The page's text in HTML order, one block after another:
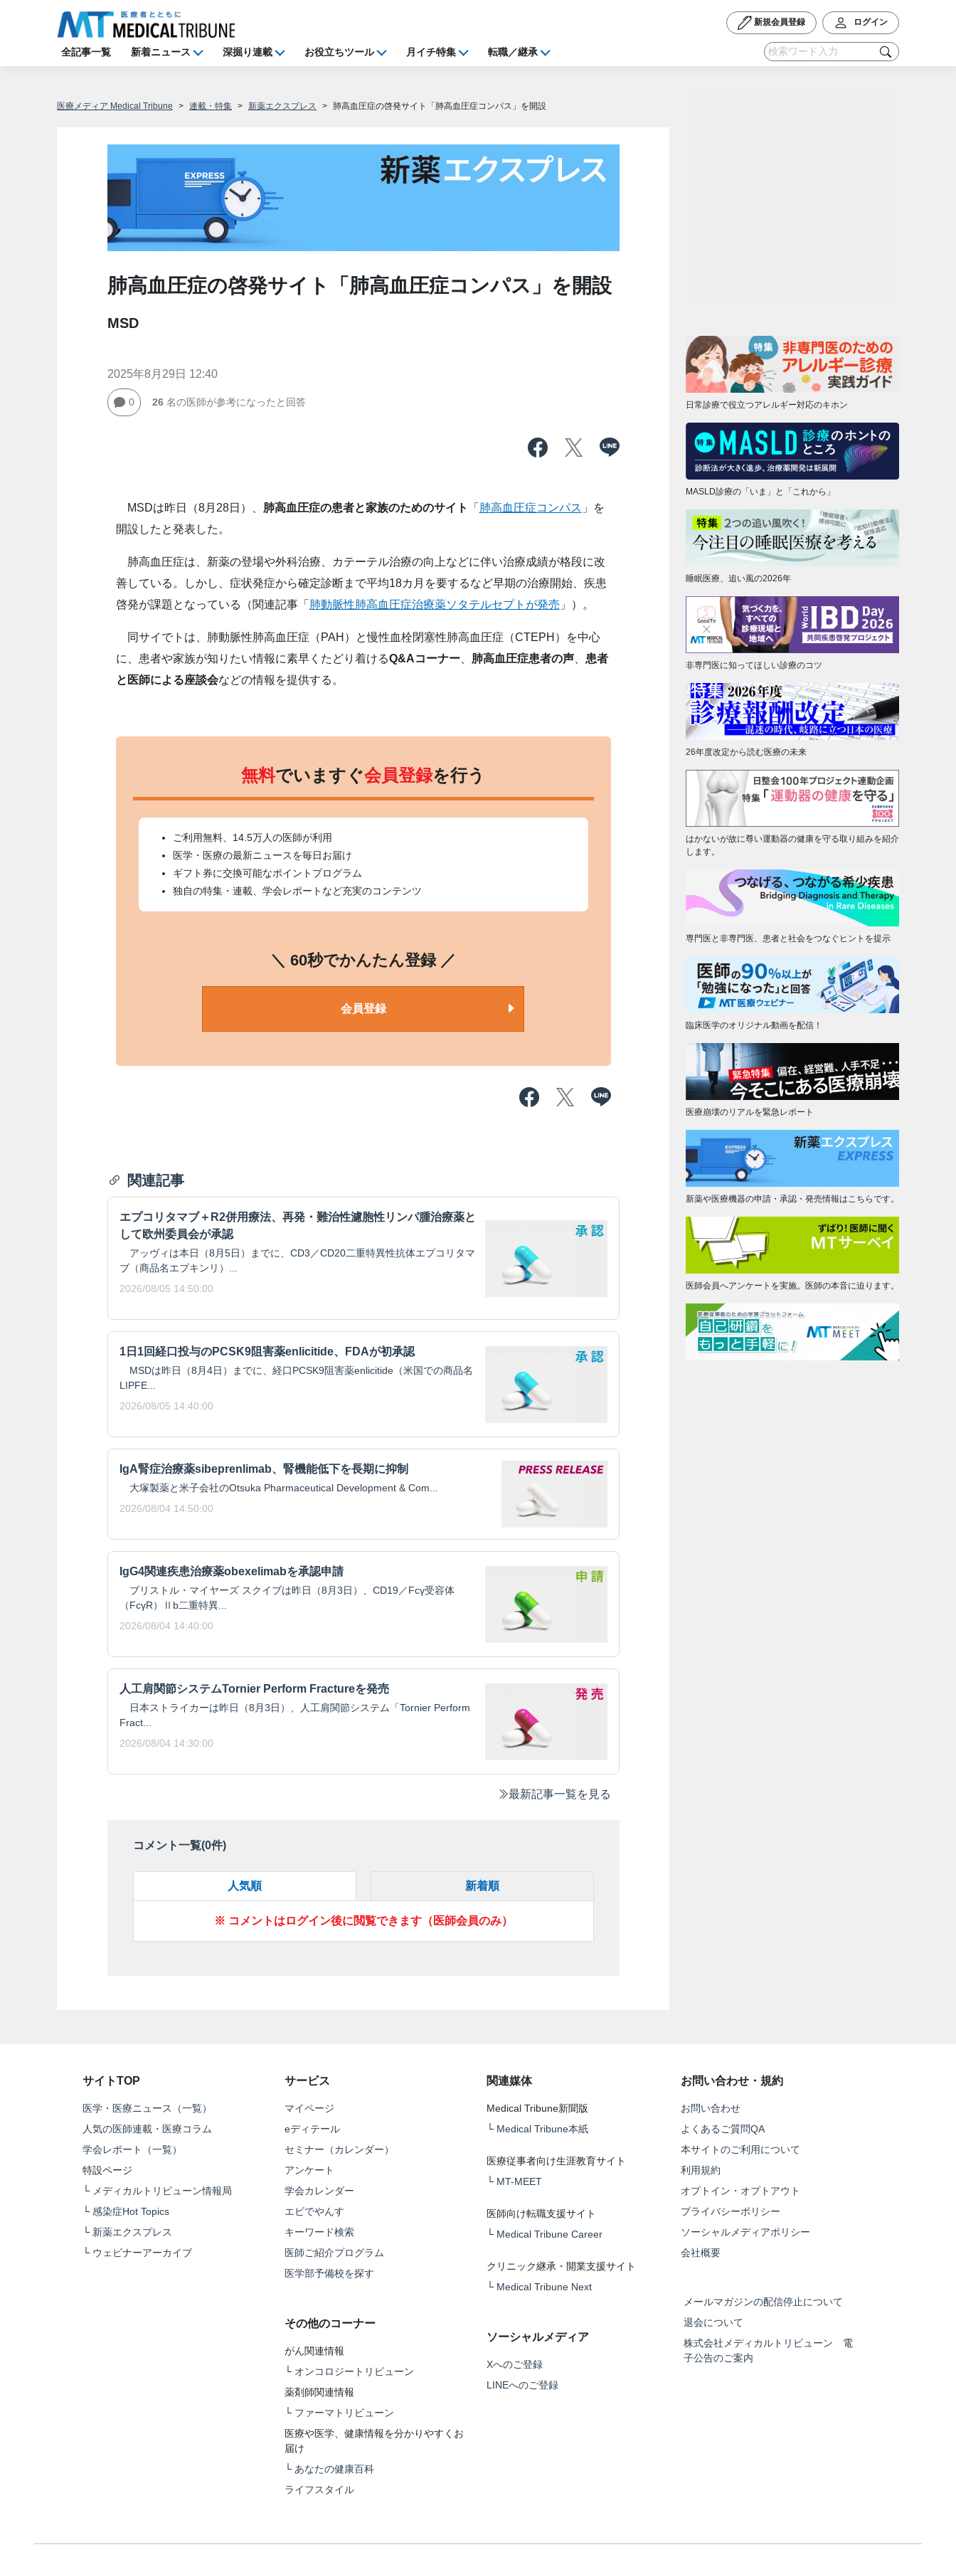
新規会員登録 ログイン
全記事一覧 新着ニュース 深掘り連載 お役立ちツール 月イチ特集 転職／継承
医療メディア Medical Tribune 連載・特集 新薬エクスプレス 肺高血圧症の啓発サイト「肺高血圧症コンパス」を開設
肺高血圧症の啓発サイト「肺高血圧症コンパス」を開設
MSD
2025年8月29日 12:40
0 26名の医師が参考になったと回答
MSDは昨日（8月28日）、 肺高血圧症の患者と家族のためのサイト 「 肺高血圧症コンパス 」を
開設したと発表した。
肺高血圧症は、新薬の登場や外科治療、カテーテル治療の向上などに伴い治療成績が格段に改
善している。しかし、症状発症から確定診断まで平均18カ月を要するなど早期の治療開始、疾患
啓発が課題となっている（関連記事「 肺動脈性肺高血圧症治療薬ソタテルセプトが発売 」）。
同サイでトは、肺動脈性肺高血圧症（PAH）と慢性血栓閉塞性肺高血圧症（CTEPH）を中心
に、患者や家族が知りたい情報に素早くたどり着けるQ&Aコーナー、 肺高血圧症患者の声、 患者
と医師による座談会などの情報を提供する。
無料でいますぐ会員登録を行う
ご利用無料、14.5万人の医師が利用
医学・医療の最新ニュースを毎日お届け
ギフト券に交換可能なポイントプログラム
独自の特集・連載、学会レポートなど充実のコンテンツ
＼ 60秒でかんたん登録 ／
会員登録
関連記事
エプコリタマブ＋R2併用療法、再発・難治性濾胞性リンパ腫治療薬と
して欧州委員会が承認
アッヴィは本日（8月5日）までに、CD3／CD20二重特異性抗体エプコリタマ
ブ（商品名エプキンリ）...
2026/08/05 14:50:00
1日1回経口投与のPCSK9阻害薬enlicitide、FDAが初承認
MSDは昨日（8月4日）までに、経口PCSK9阻害薬enlicitide（米国での商品名
LIPFE...
2026/08/05 14:40:00
IgA腎症治療薬sibeprenlimab、腎機能低下を長期に抑制
大塚製薬と米子会社のOtsuka Pharmaceutical Development & Com...
2026/08/04 14:50:00
IgG4関連疾患治療薬obexelimabを承認申請
ブリストル・マイヤーズ スクイブは昨日（8月3日）、CD19／Fcγ受容体
（FcγR）Ⅱb二重特異...
2026/08/04 14:40:00
人工肩関節システムTornier Perform Fractureを発売
日本ストライカーは昨日（8月3日）、人工肩関節システム「Tornier Perform
Fract...
2026/08/04 14:30:00
最新記事一覧を見る
コメント一覧(0件)
人気順 新着順
※ コメントはログイン後に閲覧できます（医師会員のみ）
日常診療で役立つアレルギー対応のキホン
MASLD診療の「いま」と「これから」
睡眠医療、追い風の2026年
非専門医に知ってほしい診療のコツ
26年度改定から読む医療の未来
はかないが故に尊い運動器の健康を守る取り組みを紹介
します。
専門医と非専門医、患者と社会をつなぐヒントを提示
臨床医学のオリジナル動画を配信！
医療崩壊のリアルを緊急レポート
新薬や医療機器の申請・承認・発売情報はこちらです。
医師会員へアンケートを実施。医師の本音に迫ります。
サイトTOP
医学・医療ニュース（一覧）
人気の医師連載・医療コラム
学会レポート（一覧）
特設ページ
└ メディカルトリビューン情報局
└ 感染症Hot Topics
└ 新薬エクスプレス
└ ウェビナーアーカイブ
サービス
マイページ
eディテール
セミナー（カレンダー）
アンケート
学会カレンダー
エビでやんす
キーワード検索
医師ご紹介プログラム
医学部予備校を探す
その他のコーナー
がん関連情報
└ オンコロジートリビューン
薬剤師関連情報
└ ファーマトリビューン
医療や医学、健康情報を分かりやすくお
届け
└ あなたの健康百科
ライフスタイル
関連媒体
Medical Tribune新聞版
└ Medical Tribune本紙
医療従事者向け生涯教育サイト
└ MT-MEET
医師向け転職支援サイト
└ Medical Tribune Career
クリニック継承・開業支援サイト
└ Medical Tribune Next
ソーシャルメディア
Xへのご登録
LINEへのご登録
お問い合わせ・規約
お問い合わせ
よくあるご質問QA
本サイトのご利用について
利用規約
オプトイン・オプトアウト
プライバシーポリシー
ソーシャルメディアポリシー
会社概要
メールマガジンの配信停止について
退会について
株式会社メディカルトリビューン 電
子公告のご案内